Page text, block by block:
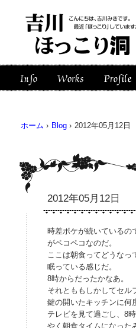
ホーム › Blog › 2012年05月12日
2012年05月12日
時差ボケが続いているの
がペコペコなのだ。
ここは朝食ってどうなっ
眠っている感じだ。
8時からだったかなあ。
それとももしかしてセル
鍵の開いたキッチンに何
テレビを見て過ごし、8
やく朝食タイムになった